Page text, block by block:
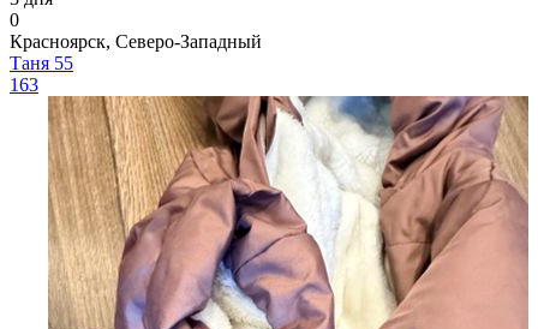
0
Красноярск, Северо-Западный
Таня 55
163